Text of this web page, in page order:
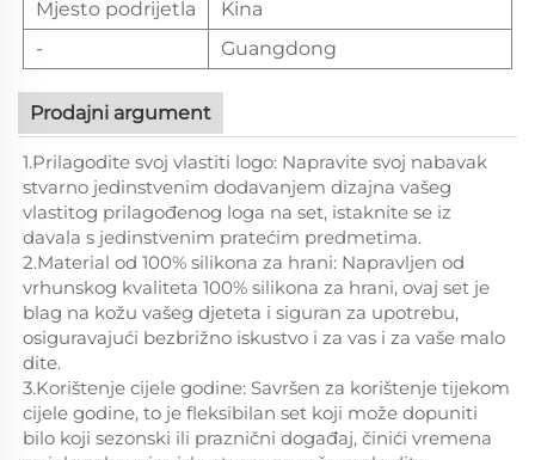
Mjesto podrijetla
Kina
-
Guangdong
Prodajni argument
1.Prilagodite svoj vlastiti logo: Napravite svoj nabavak
stvarno jedinstvenim dodavanjem dizajna vašeg
vlastitog prilagođenog loga na set, istaknite se iz
davala s jedinstvenim pratećim predmetima.
2.Material od 100% silikona za hrani: Napravljen od
vrhunskog kvaliteta 100% silikona za hrani, ovaj set je
blag na kožu vašeg djeteta i siguran za upotrebu,
osiguravajući bezbrižno iskustvo i za vas i za vaše malo
dite.
3.Korištenje cijele godine: Savršen za korištenje tijekom
cijele godine, to je fleksibilan set koji može dopuniti
bilo koji sezonski ili praznični događaj, činići vremena